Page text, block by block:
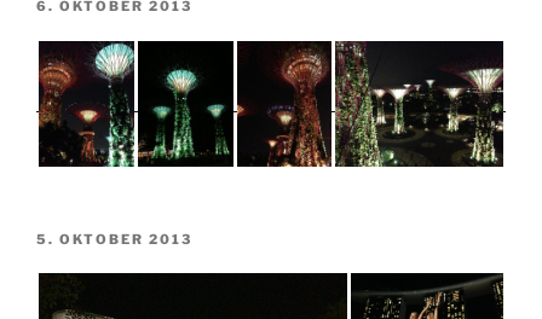
VERÖFFENTLICHT
6. OKTOBER 2013
VERÖFFENTLICHT
5. OKTOBER 2013